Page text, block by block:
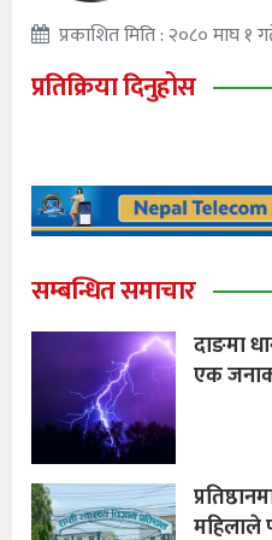
प्रकाशित मिति : २०८० माघ १
प्रतिक्रिया दिनुहोस
सम्बन्धित समाचार
दाङमा
एक
महिलाले